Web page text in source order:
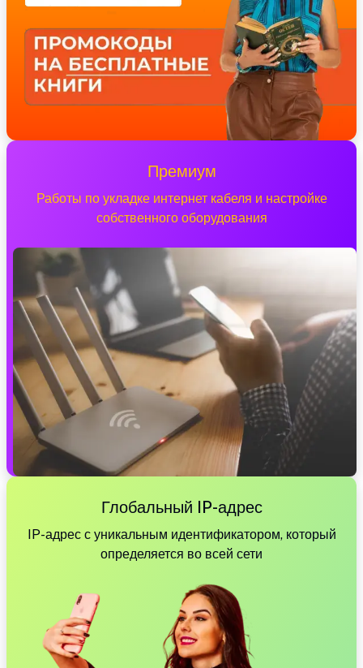
Премиум
Работы по укладке интернет кабеля и настройке
собственного оборудования
Глобальный IP-адрес
IP-адрес с уникальным идентификатором, который
определяется во всей сети